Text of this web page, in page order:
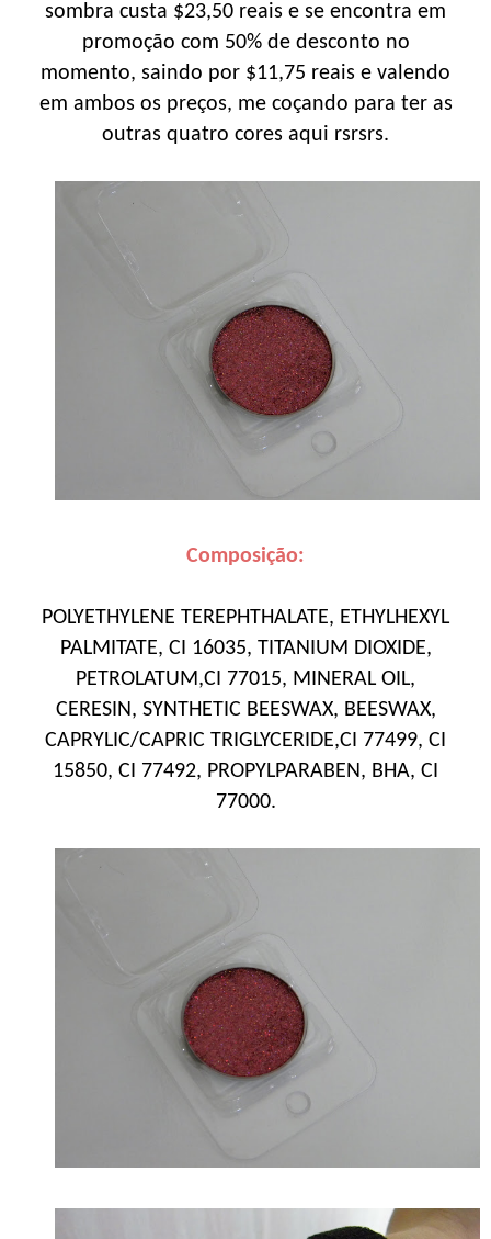
sombra custa $23,50 reais e se encontra em
promoção com 50% de desconto no
momento, saindo por $11,75 reais e valendo
em ambos os preços, me coçando para ter as
outras quatro cores aqui rsrsrs.
Composição:
POLYETHYLENE TEREPHTHALATE, ETHYLHEXYL
PALMITATE, CI 16035, TITANIUM DIOXIDE,
PETROLATUM,CI 77015, MINERAL OIL,
CERESIN, SYNTHETIC BEESWAX, BEESWAX,
CAPRYLIC/CAPRIC TRIGLYCERIDE,CI 77499, CI
15850, CI 77492, PROPYLPARABEN, BHA, CI
77000.